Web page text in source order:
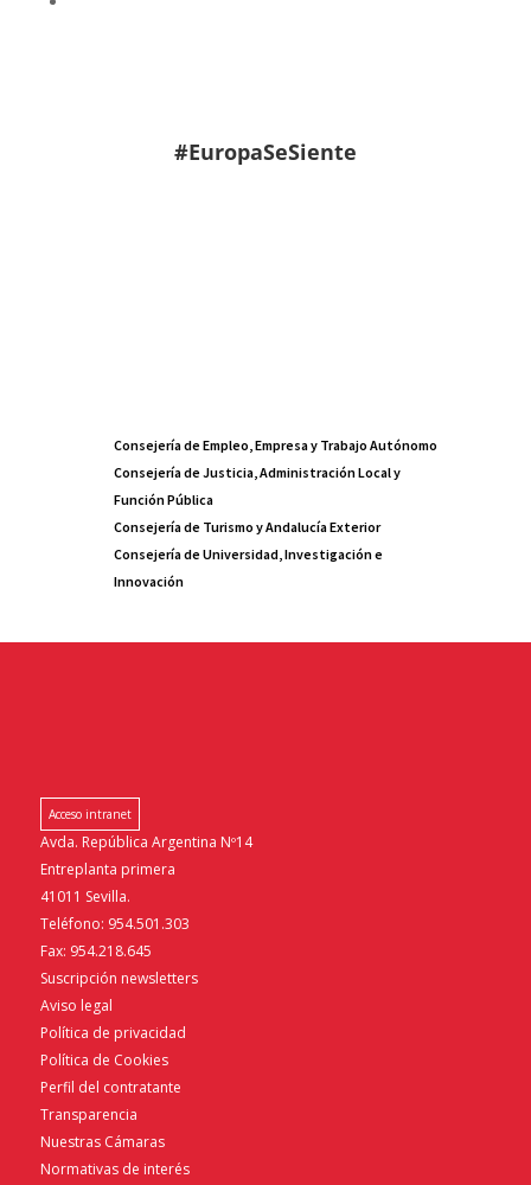
#EuropaSeSiente
Consejería de Empleo, Empresa y Trabajo Autónomo
Consejería de Justicia, Administración Local y
Función Pública
Consejería de Turismo y Andalucía Exterior
Consejería de Universidad, Investigación e
Innovación
Acceso intranet
Avda. República Argentina Nº14
Entreplanta primera
41011 Sevilla.
Teléfono: 954.501.303
Fax: 954.218.645
Suscripción newsletters
Aviso legal
Política de privacidad
Política de Cookies
Perfil del contratante
Transparencia
Nuestras Cámaras
Normativas de interés